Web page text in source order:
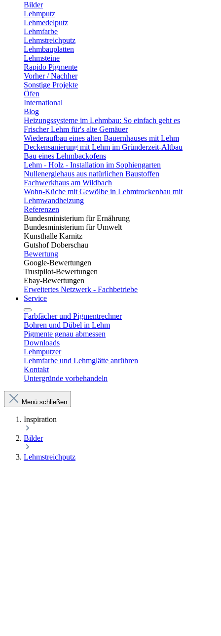
Bilder
Lehmputz
Lehmedelputz
Lehmfarbe
Lehmstreichputz
Lehmbauplatten
Lehmsteine
Rapido Pigmente
Vorher / Nachher
Sonstige Projekte
Öfen
International
Blog
Heizungssysteme im Lehmbau: So einfach geht es
Frischer Lehm für's alte Gemäuer
Wiederaufbau eines alten Bauernhauses mit Lehm
Deckensanierung mit Lehm im Gründerzeit-Altbau
Bau eines Lehmbackofens
Lehm - Holz - Installation im Sophiengarten
Nullenergiehaus aus natürlichen Baustoffen
Fachwerkhaus am Wildbach
Wohn-Küche mit Gewölbe in Lehmtrockenbau mit
Lehmwandheizung
Referenzen
Bundesministerium für Ernährung
Bundesministerium für Umwelt
Kunsthalle Karnitz
Gutshof Doberschau
Bewertung
Google-Bewertungen
Trustpilot-Bewertungen
Ebay-Bewertungen
Erweitertes Netzwerk - Fachbetriebe
Service
Farbfächer und Pigmentrechner
Bohren und Dübel in Lehm​
Pigmente genau abmessen
Downloads
Lehmputzer
Lehmfarbe und Lehmglätte anrühren
Kontakt
Untergründe vorbehandeln
Menü schließen
Inspiration
Bilder
Lehmstreichputz